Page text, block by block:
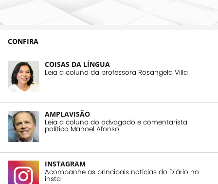
CONFIRA
COISAS DA LÍNGUA
Leia a coluna da professora Rosangela Villa
AMPLAVISÃO
Leia a coluna do advogado e comentarista
político Manoel Afonso
INSTAGRAM
Acompanhe as principais notícias do Diário no
insta